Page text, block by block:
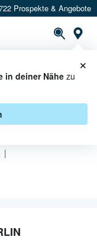
Prospekte & Angebote
in deiner Nähezu
×
IN BERLIN
abgelaufen.